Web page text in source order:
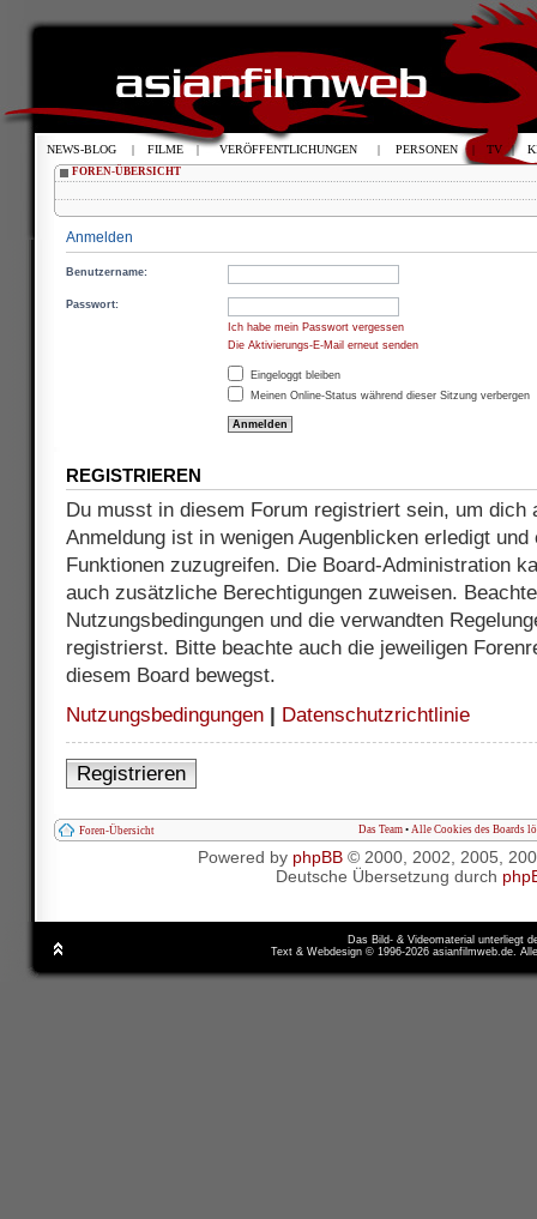
FOREN-ÜBERSICHT
Anmelden
Benutzername:
Passwort:
Ich habe mein Passwort vergessen
Die Aktivierungs-E-Mail erneut senden
Eingeloggt bleiben
Meinen Online-Status während dieser Sitzung verbergen
REGISTRIEREN
Du musst in diesem Forum registriert sein, um dich
Anmeldung ist in wenigen Augenblicken erledigt
Funktionen zuzugreifen. Die Board-Administration
auch zusätzliche Berechtigungen zuweisen.
Nutzungsbedingungen und die verwandten
registrierst. Bitte beachte auch die jeweiligen
diesem Board bewegst.
Nutzungsbedingungen
Datenschutzrichtlinie
Registrieren
Foren-Übersicht Das Team • Alle Cookies des Boards
Powered by phpBB© 2000, 2002, 2005,
Deutsche Übersetzung durch
Das Bild- & Videomaterial unterliegt
Text & Webdesign © 1996-2026 asianfilmweb.de.
NEWS-BLOG | FILME | VERÖFFENTLICHUNGEN | PERSONEN | TV |